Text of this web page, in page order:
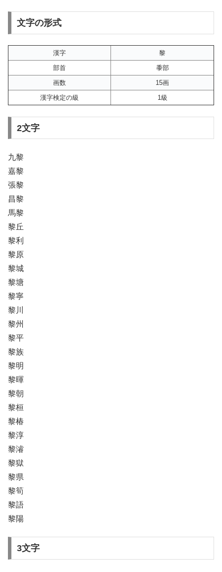
文字の形式
漢字
黎
部首
黍部
画数
15画
漢字検定の級
1級
2文字
九黎
嘉黎
張黎
昌黎
馬黎
黎丘
黎利
黎原
黎城
黎塘
黎寧
黎川
黎州
黎平
黎族
黎明
黎暉
黎朝
黎桓
黎椿
黎淳
黎濬
黎獄
黎県
黎筍
黎語
黎陽
3文字